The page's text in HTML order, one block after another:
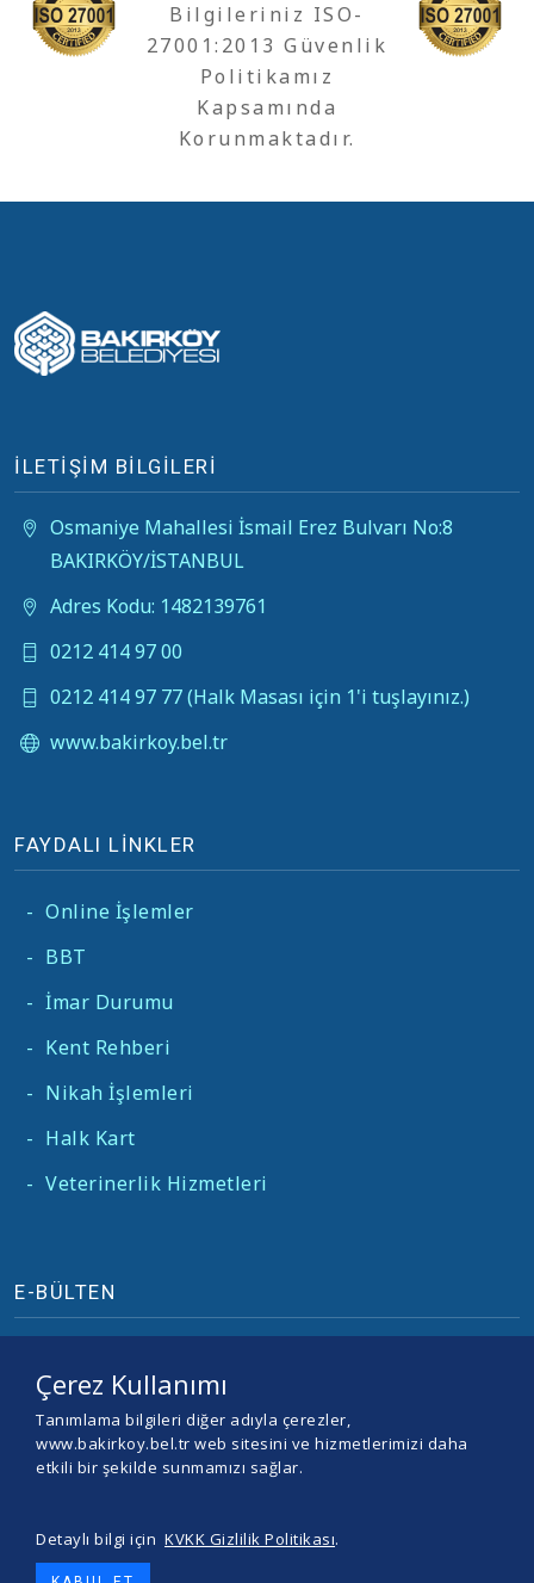
Bilgileriniz ISO-
27001:2013 Güvenlik
Politikamız
Kapsamında
Korunmaktadır.
İLETİŞİM BİLGİLERİ
Osmaniye Mahallesi İsmail Erez Bulvarı No:8
BAKIRKÖY/İSTANBUL
Adres Kodu: 1482139761
0212 414 97 00
0212 414 97 77 (Halk Masası için 1'i tuşlayınız.)
www.bakirkoy.bel.tr
FAYDALI LİNKLER
- Online İşlemler
- BBT
- İmar Durumu
- Kent Rehberi
- Nikah İşlemleri
- Halk Kart
- Veterinerlik Hizmetleri
E-BÜLTEN
© 2026 BAKIRKÖY BELEDİYESİ -
Çerez Kullanımı
Tanımlama bilgileri diğer adıyla çerezler,
www.bakirkoy.bel.tr web sitesini ve hizmetlerimizi daha
etkili bir şekilde sunmamızı sağlar.
Detaylı bilgi için KVKK Gizlilik Politikası.